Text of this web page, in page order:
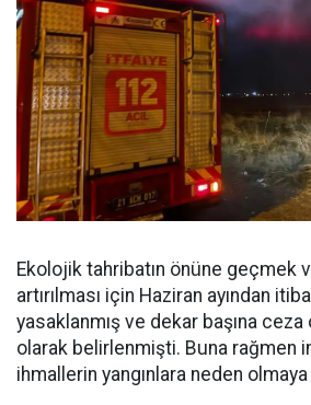
Ekolojik tahribatın önüne geçmek ve
artırılması için Haziran ayından
yasaklanmış ve dekar başına ceza
olarak belirlenmişti. Buna rağmen
ihmallerin yangınlara neden